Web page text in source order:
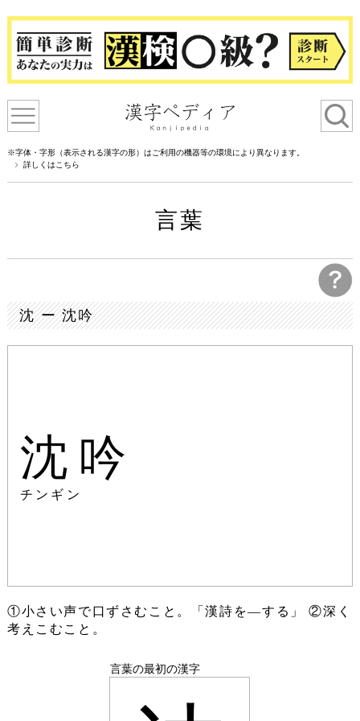
※字体・字形（表示される漢字の形）はご利用の機器等の環境により異なります。
詳しくはこちら
言葉
沈 ー 沈吟
沈吟
チンギン
①小さい声で口ずさむこと。「漢詩を―する」 ②深く
考えこむこと。
言葉の最初の漢字